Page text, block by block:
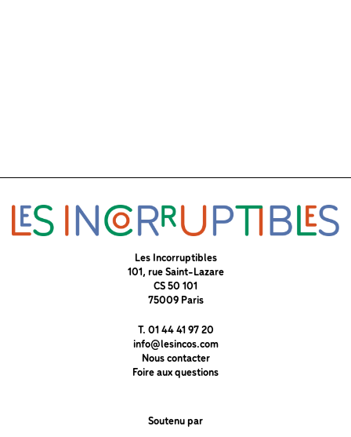
Les Incorruptibles
101, rue Saint-Lazare
CS 50 101
75009 Paris
T. 01 44 41 97 20
info@lesincos.com
Nous contacter
Foire aux questions
Soutenu par